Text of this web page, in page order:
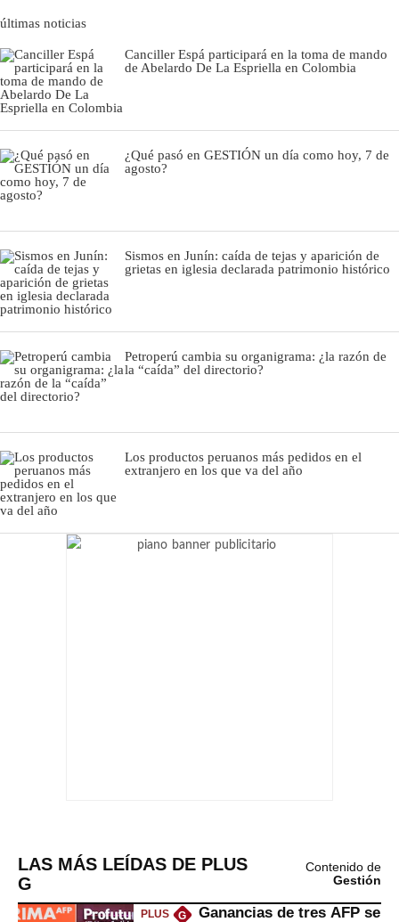
últimas noticias
Canciller Espá participará en la toma de mando
de Abelardo De La Espriella en Colombia
¿Qué pasó en GESTIÓN un día como hoy, 7 de
agosto?
Sismos en Junín: caída de tejas y aparición de
grietas en iglesia declarada patrimonio histórico
Petroperú cambia su organigrama: ¿la razón de
la “caída” del directorio?
Los productos peruanos más pedidos en el
extranjero en los que va del año
LAS MÁS LEÍDAS DE PLUS
G
Contenido de
Gestión
PLUS G Ganancias de tres AFP se